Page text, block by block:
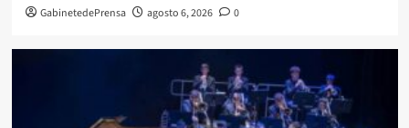
GabinetedePrensa agosto 6, 2026 0